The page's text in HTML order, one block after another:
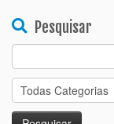
Pesquisar
Search
for: